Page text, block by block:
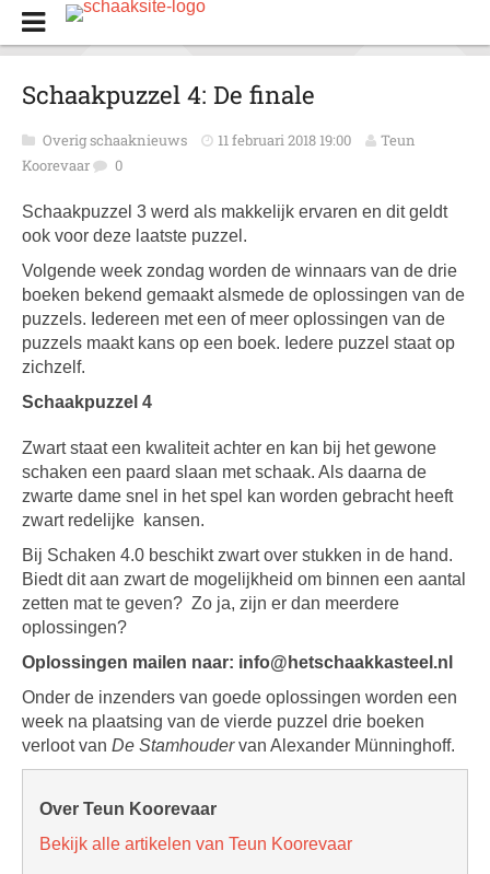
Schaakpuzzel 4: De finale
Overig schaaknieuws 11 februari 2018 19:00
Teun
Koorevaar
0
Schaakpuzzel 3 werd als makkelijk ervaren en dit geldt
ook voor deze laatste puzzel.
Volgende week zondag worden de winnaars van de drie
boeken bekend gemaakt alsmede de oplossingen van de
puzzels. Iedereen met een of meer oplossingen van de
puzzels maakt kans op een boek. Iedere puzzel staat op
zichzelf.
Schaakpuzzel 4
Zwart staat een kwaliteit achter en kan bij het gewone
schaken een paard slaan met schaak. Als daarna de
zwarte dame snel in het spel kan worden gebracht heeft
zwart redelijke kansen.
Bij Schaken 4.0 beschikt zwart over stukken in de hand.
Biedt dit aan zwart de mogelijkheid om binnen een aantal
zetten mat te geven? Zo ja, zijn er dan meerdere
oplossingen?
Oplossingen mailen naar: info@hetschaakkasteel.nl
Onder de inzenders van goede oplossingen worden een
week na plaatsing van de vierde puzzel drie boeken
verloot van De Stamhoudervan Alexander Münninghoff.
Over Teun Koorevaar
Bekijk alle artikelen van Teun Koorevaar